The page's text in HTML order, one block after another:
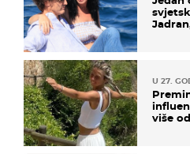
U 27.
više